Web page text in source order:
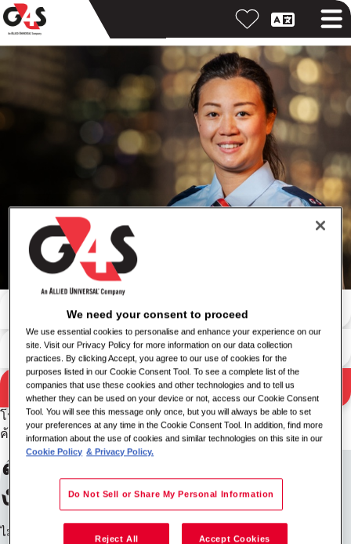
ผลการค้นหา
ค้นหาตามสถานที่
ค้นหา
โปรดลองใช้คีย์เวิร์ด/สถานที่อื่นร่วมกัน หรือขยายเกณฑ์การ
ค้นหาของคุณ
ลงทะเบียนรับการแจ้งเตือน
งาน
ไม่พบสิ่งที่คุณกำลังมองหาใช่ไหม ลงทะเบียนแล้วเราจะแจ้งให้
We need your consent to proceed
We use essential cookies to personalise and enhance your experience on our
site. Visit our Privacy Policy for more information on our data collection
practices. By clicking Accept, you agree to our use of cookies for the
purposes listed in our Cookie Consent Tool. To see a complete list of the
companies that use these cookies and other technologies and to tell us
whether they can be used on your device or not, access our Cookie Consent
Tool. You will see this message only once, but you will always be able to set
your preferences at any time in the Cookie Consent Tool. In addition, find more
information about the use of cookies and similar technologies on this site in our
Cookie Policy & Privacy Policy.
Do Not Sell or Share My Personal Information
Reject All Accept Cookies